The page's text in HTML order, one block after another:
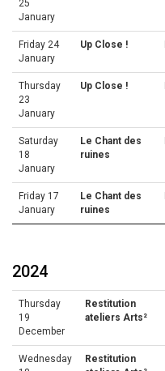
25
January
Friday 24
January
Up Close !
Thursday
23
January
Up Close !
Saturday
18
January
Le Chant des
ruines
Friday 17
January
Le Chant des
ruines
2024
Thursday
19
December
Restitution
ateliers Arts²
Wednesday
Restitution